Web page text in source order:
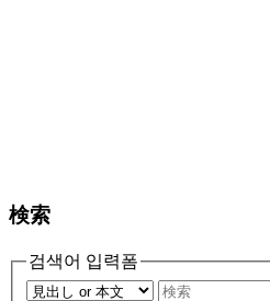
検索
검색어 입력폼